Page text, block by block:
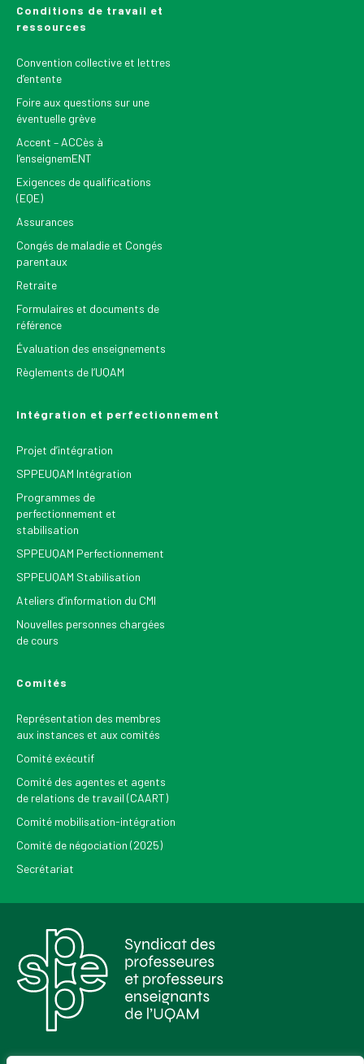
Conditions de travail et
ressources
Convention collective et lettres
d’entente
Foire aux questions sur une
éventuelle grève
Accent – ACCès à
l’enseignemENT
Exigences de qualifications
(EQE)
Assurances
Congés de maladie et Congés
parentaux
Retraite
Formulaires et documents de
référence
Évaluation des enseignements
Règlements de l’UQAM
Intégration et perfectionnement
Projet d’intégration
SPPEUQAM Intégration
Programmes de
perfectionnement et
stabilisation
SPPEUQAM Perfectionnement
SPPEUQAM Stabilisation
Ateliers d’information du CMI
Nouvelles personnes chargées
de cours
Comités
Représentation des membres
aux instances et aux comités
Comité exécutif
Comité des agentes et agents
de relations de travail (CAART)
Comité mobilisation-intégration
Comité de négociation (2025)
Secrétariat